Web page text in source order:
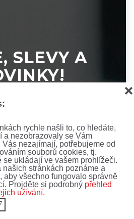
rychle našli to, co hledáte,
a nezobrazovaly se Vám
nezajímají, potřebujeme od
souborů cookies, tj.
se ukládají ve vašem prohlížeči.
stránkách poznáme a
aby všechno fungovalo správně
Projděte si podrobný přehled
užívání.
❌
SLEVY A
nejnovější nabídky a akce.
mne:
Motocykly
souhlasíte se
údajů